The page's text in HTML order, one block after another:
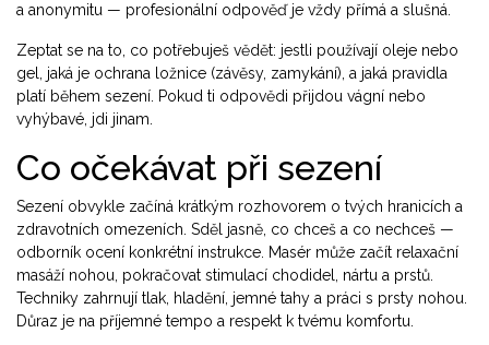
a anonymitu — profesionální odpověď je vždy přímá a slušná.
Zeptat se na to, co potřebuješ vědět: jestli používají oleje nebo
gel, jaká je ochrana ložnice (závěsy, zamykání), a jaká pravidla
platí během sezení. Pokud ti odpovědi přijdou vágní nebo
vyhýbavé, jdi jinam.
Co očekávat při sezení
Sezení obvykle začíná krátkým rozhovorem o tvých hranicích a
zdravotních omezeních. Sděl jasně, co chceš a co nechceš —
odborník ocení konkrétní instrukce. Masér může začít relaxační
masáží nohou, pokračovat stimulací chodidel, nártu a prstů.
Techniky zahrnují tlak, hladění, jemné tahy a práci s prsty nohou.
Důraz je na příjemné tempo a respekt k tvému komfortu.